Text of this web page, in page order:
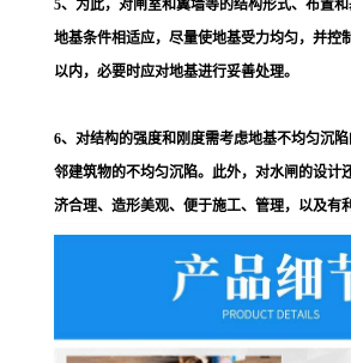
5、为此，对闸室和翼墙等的结构形式、布置
地基条件相适应，尽量使地基受力均匀，并控
以内，必要时应对地基进行妥善处理。
6、对结构的强度和刚度需考虑地基不均匀沉
邻建筑物的不均匀沉陷。此外，对水闸的设计
济合理、造形美观、便于施工、管理，以及有